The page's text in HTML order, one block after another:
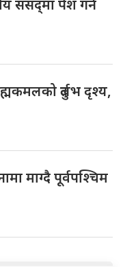
संसद्‌मा पेश गर्न
दुर्लभ दृश्य,
माग्दै पूर्वपश्चिम